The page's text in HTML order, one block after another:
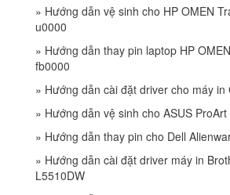
» Hướng dẫn vệ sinh cho HP OMEN
u0000
» Hướng dẫn thay pin laptop HP
fb0000
» Hướng dẫn cài đặt driver cho máy in
» Hướng dẫn vệ sinh cho ASUS
» Hướng dẫn thay pin cho Dell
» Hướng dẫn cài đặt driver máy in
L5510DW